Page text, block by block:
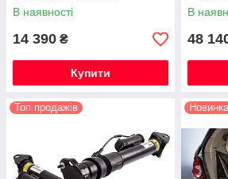
В наявності
14 390 ₴
Купити
В
48
Топ продажів Новинка